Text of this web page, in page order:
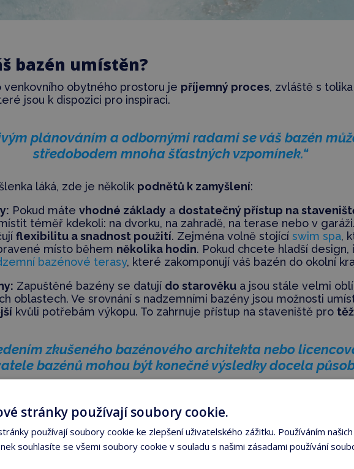
bazén umístěn?
venkovního obytného prostoru je příjemný proces, zvláště s
jsou k dispozici pro inspiraci.
plánováním a odbornými radami se váš bazén
středobodem mnoha šťastných vzpomínek.“
láká, zde je několik podnětů k zamyšlení:
Pokud máte vhodné základya dostatečný přístup na
téměř kdekoli: na dvorku, na zahradě, na terase nebo v
flexibilitu a snadnost použití. Zejména volně stojící swim spa,
místo během několika hodin. Pokud chcete hladší
bazénové terasy, které zakomponují váš bazén do okolní
Zapuštěné bazény se datují do starověkua jsou stále velmi
oblastech. Ve srovnání s nadzemními bazény jsou možnosti
kvůli potřebám výkopu. To zahrnuje přístup na staveniště pro
zkušeného bazénového architekta nebo
bazénů mohou být konečné výsledky docela
že vám vyhovuje
rozpočet?
stránky používají soubory cookie.
používají soubory cookie ke zlepšení uživatelského zážitku. Používáním našich
souhlasíte se všemi soubory cookie v souladu s našimi zásadami používání